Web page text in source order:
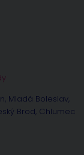
Mladá Boleslav,
Brod, Chlumec